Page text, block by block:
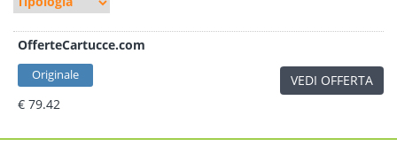
OfferteCartucce.com
Originale
€ 79.42
VEDI OFFERTA